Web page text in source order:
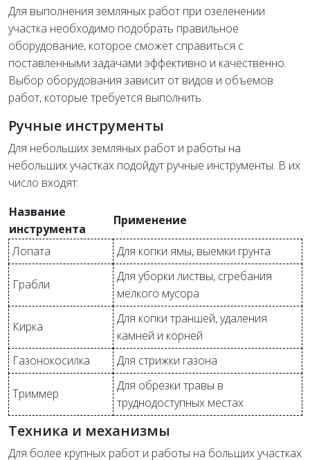
Для выполнения земляных работ при озеленении
участка необходимо подобрать правильное
оборудование, которое сможет справиться с
поставленными задачами эффективно и качественно.
Выбор оборудования зависит от видов и объемов
работ, которые требуется выполнить.
Ручные инструменты
Для небольших земляных работ и работы на
небольших участках подойдут ручные инструменты. В их
число входят:
Название
инструмента
Применение
Лопата Для копки ямы, выемки грунта
Грабли
Для уборки листвы, сгребания
мелкого мусора
Кирка
Для копки траншей, удаления
камней и корней
Газонокосилка
Для стрижки газона
Триммер
Для обрезки травы в
труднодоступных местах
Техника и механизмы
Для более крупных работ и работы на больших участках